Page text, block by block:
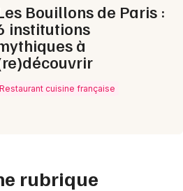
Bouillons de Paris :
institutions
à
Restaurant cuisine française
rubrique